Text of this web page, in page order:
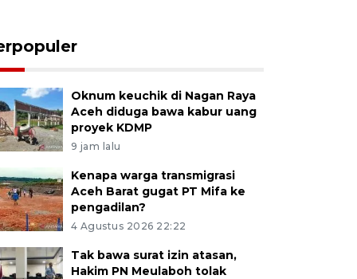
Oknum keuchik di Nagan Raya
Aceh diduga bawa kabur uang
proyek KDMP
9 jam lalu
Kenapa warga transmigrasi
Aceh Barat gugat PT Mifa ke
pengadilan?
4 Agustus 2026 22:22
Tak bawa surat izin atasan,
Hakim PN Meulaboh tolak